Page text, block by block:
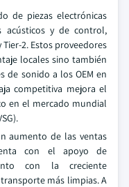
de piezas electrónicas
acústicos y de control,
2. Estos proveedores
locales sino también
de sonido a los OEM en
competitiva mejora el
en el mercado mundial
aumento de las ventas
con el apoyo de
con la creciente
más limpias. A